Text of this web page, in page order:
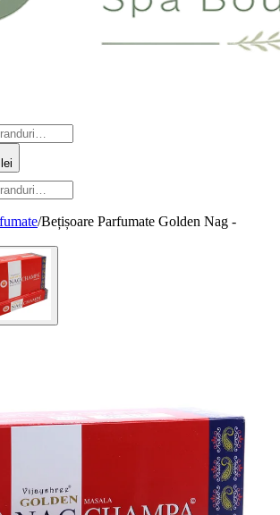
/Bețișoare Parfumate Golden Nag -